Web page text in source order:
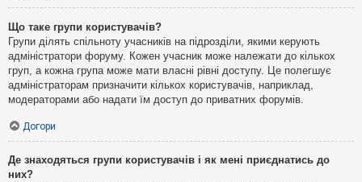
Що таке групи користувачів?
Групи ділять спільноту учасників на підрозділи, якими керують
адміністратори форуму. Кожен учасник може належати до кількох
груп, а кожна група може мати власні рівні доступу. Це полегшує
адміністраторам призначити кількох користувачів, наприклад,
модераторами або надати їм доступ до приватних форумів.
Догори
Де знаходяться групи користувачів і як мені приєднатись до
них?